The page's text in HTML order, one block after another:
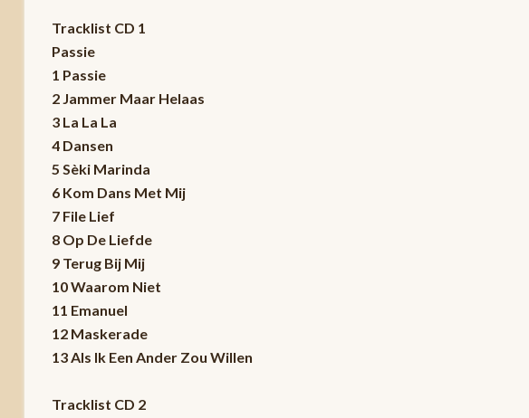
Tracklist CD 1
Passie
1 Passie
2 Jammer Maar Helaas
3 La La La
4 Dansen
5 Sèki Marinda
6 Kom Dans Met Mij
7 File Lief
8 Op De Liefde
9 Terug Bij Mij
10 Waarom Niet
11 Emanuel
12 Maskerade
13 Als Ik Een Ander Zou Willen
Tracklist CD 2